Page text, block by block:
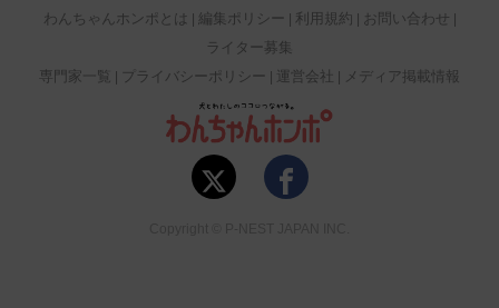
わんちゃんホンポとは 編集ポリシー 利用規約
お問い合わせ
ライター募集
専門家一覧
プライバシーポリシー 運営会社 メディア掲載情報